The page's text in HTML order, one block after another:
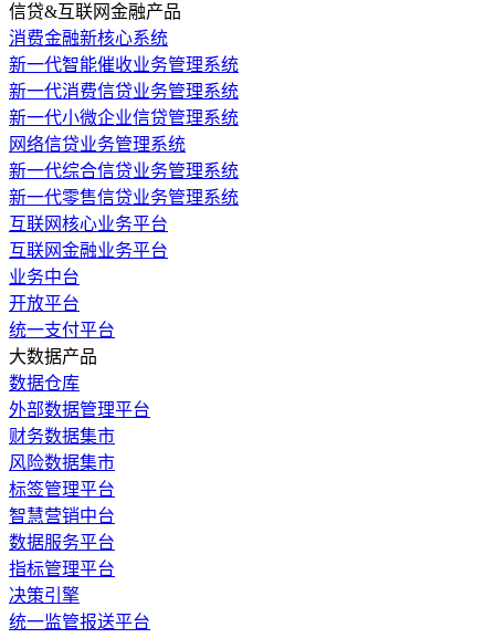
信贷&互联网金融产品
消费金融新核心系统
新一代智能催收业务管理系统
新一代消费信贷业务管理系统
新一代小微企业信贷管理系统
网络信贷业务管理系统
新一代综合信贷业务管理系统
新一代零售信贷业务管理系统
互联网核心业务平台
互联网金融业务平台
业务中台
开放平台
统一支付平台
大数据产品
数据仓库
外部数据管理平台
财务数据集市
风险数据集市
标签管理平台
智慧营销中台
数据服务平台
指标管理平台
决策引擎
统一监管报送平台